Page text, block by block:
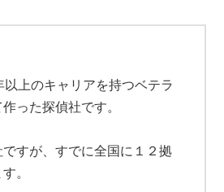
上のキャリアを持つベテラ
った探偵社です。
すが、すでに全国に１２拠
。